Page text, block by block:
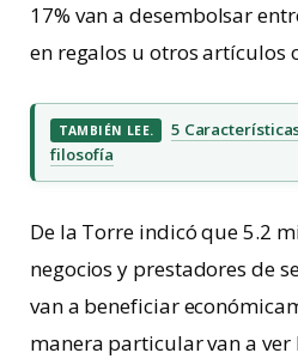
17% van a desembolsar
en regalos u otros artículos
TAMBIÉN LEE.
5
filosofía
De la Torre indicó que 5.2
negocios y prestadores de
van a beneficiar
manera particular van a ver